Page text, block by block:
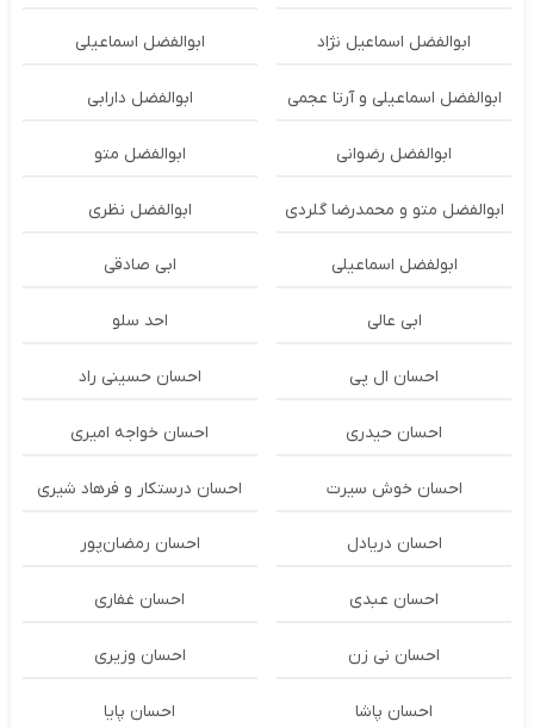
ابوالفضل اسماعیل نژاد ابوالفضل اسماعیلی
ابوالفضل اسماعیلی و آرتا عجمی ابوالفضل دارابی
ابوالفضل رضوانی ابوالفضل متو
ابوالفضل متو و محمدرضا گلردی ابوالفضل نظری
ابولفضل اسماعیلی ابی صادقی
ابی عالی احد سلو
احسان ال پی احسان حسینی راد
احسان حیدری احسان خواجه امیری
احسان خوش سیرت احسان درستكار و فرهاد شيرى
احسان دریادل احسان رمضان‌پور
احسان عبدی احسان غفاری
احسان نی زن احسان وزیری
احسان پاشا احسان پایا